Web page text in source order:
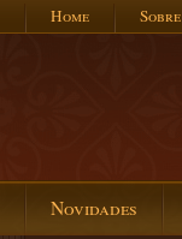
Home Sobre
Novidades